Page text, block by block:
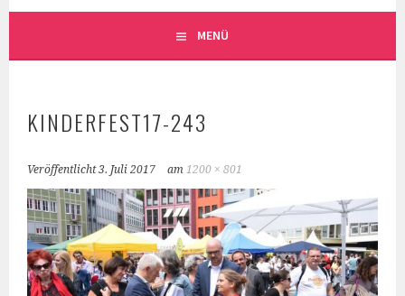
MENÜ
KINDERFEST17-243
Veröffentlicht3. Juli 2017 am 1200 × 801